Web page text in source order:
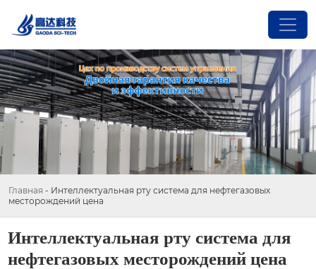
Главная - Интеллектуальная рту система для нефтегазовых
месторождений цена
Интеллектуальная рту система для
нефтегазовых месторождений цена